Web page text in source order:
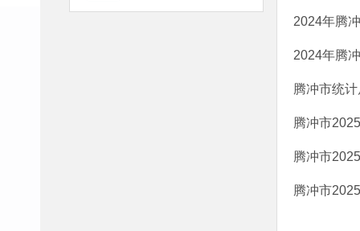
2024年腾
2024年腾
腾冲市统
腾冲市
腾冲市
腾冲市